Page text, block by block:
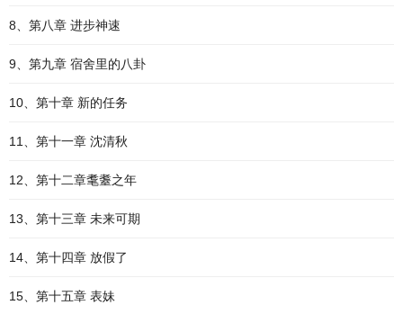
8、第八章 进步神速
9、第九章 宿舍里的八卦
10、第十章 新的任务
11、第十一章 沈清秋
12、第十二章耄耋之年
13、第十三章 未来可期
14、第十四章 放假了
15、第十五章 表妹